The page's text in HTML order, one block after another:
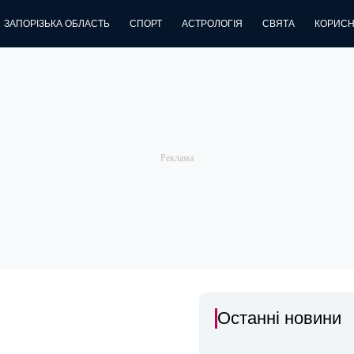
ЗАПОРІЗЬКА ОБЛАСТЬ СПОРТ АСТРОЛОГІЯ СВЯТА
Останні новини